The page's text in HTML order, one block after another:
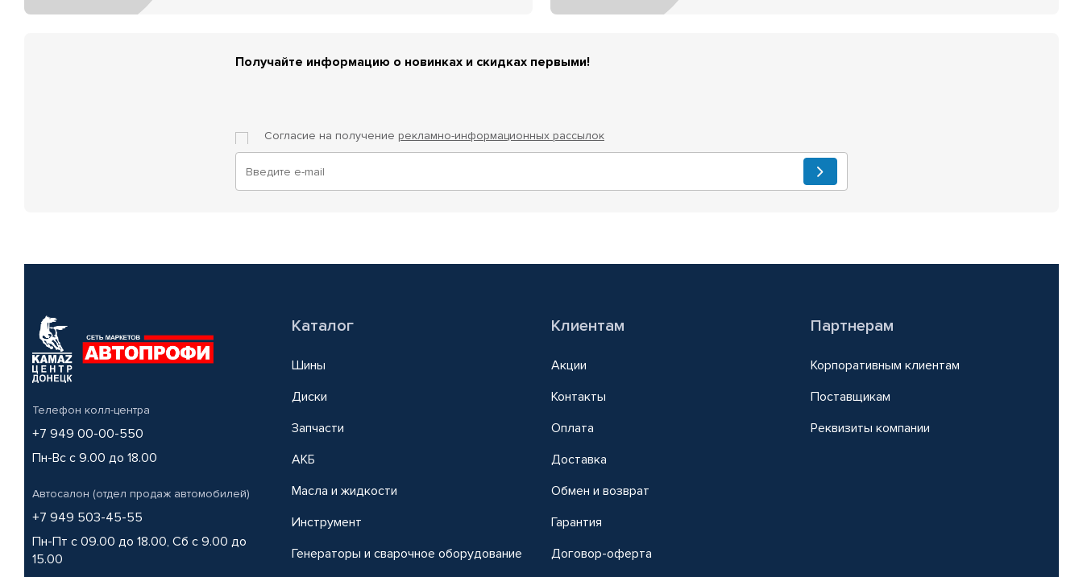
Получайте информацию о новинках и скидках первыми!
Согласие на получение рекламно-информационных рассылок
Телефон колл-центра
+7 949 00-00-550
Пн-Вс с 9.00 до 18.00
Автосалон (отдел продаж автомобилей)
+7 949 503-45-55
Пн-Пт с 09.00 до 18.00, Сб с 9.00 до
15.00
Каталог
Шины
Диски
Запчасти
АКБ
Масла и жидкости
Инструмент
Генераторы и сварочное оборудование
Клиентам
Акции
Контакты
Оплата
Доставка
Обмен и возврат
Гарантия
Договор-оферта
Партнерам
Корпоративным клиентам
Поставщикам
Реквизиты компании